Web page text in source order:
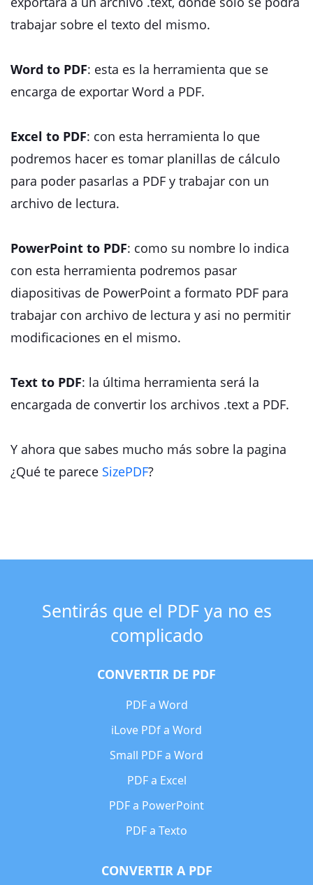
trabajar sobre el texto del mismo.
Word to PDF: esta es la herramienta que se
encarga de exportar Word a PDF.
Excel to PDF: con esta herramienta lo que
podremos hacer es tomar planillas de cálculo
para poder pasarlas a PDF y trabajar con un
archivo de lectura.
PowerPoint to PDF: como su nombre lo indica
con esta herramienta podremos pasar
diapositivas de PowerPoint a formato PDF para
trabajar con archivo de lectura y asi no permitir
modificaciones en el mismo.
Text to PDF: la última herramienta será la
encargada de convertir los archivos .text a PDF.
Y ahora que sabes mucho más sobre la pagina
¿Qué te parece SizePDF?
Sentirás que el PDF ya no es
complicado
CONVERTIR DE PDF
PDF a Word
iLove PDf a Word
Small PDF a Word
PDF a Excel
PDF a PowerPoint
PDF a Texto
CONVERTIR A PDF